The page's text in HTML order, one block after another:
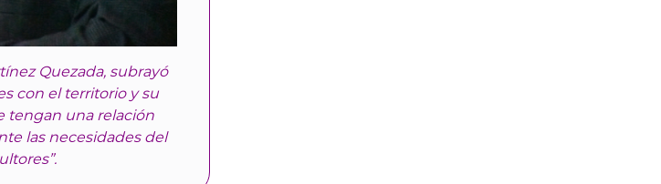
Quezada, subrayó
con el territorio y su
tengan una relación
las necesidades del